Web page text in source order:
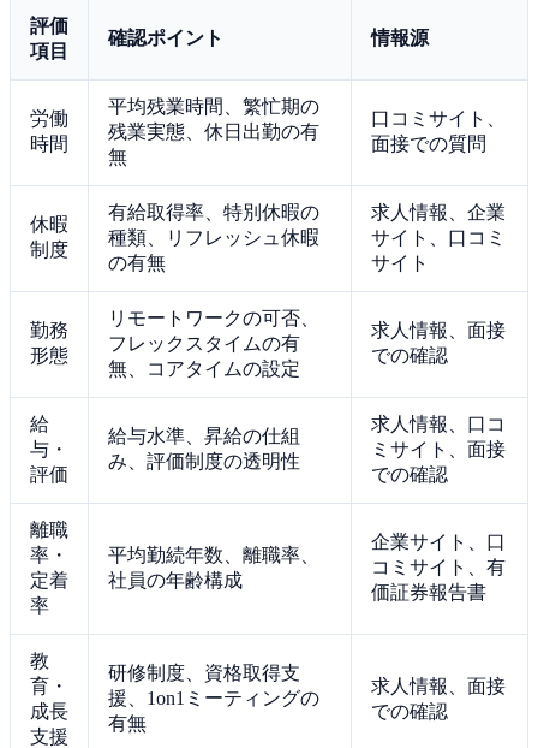
評価
項目
確認ポイント 情報源
労働
時間
平均残業時間、繁忙期の
残業実態、休日出勤の有
無
口コミサイト、
面接での質問
休暇
制度
有給取得率、特別休暇の
種類、リフレッシュ休暇
の有無
求人情報、企業
サイト、口コミ
サイト
勤務
形態
リモートワークの可否、
フレックスタイムの有
無、コアタイムの設定
求人情報、面接
での確認
給
与・
評価
給与水準、昇給の仕組
み、評価制度の透明性
求人情報、口コ
ミサイト、面接
での確認
離職
率・
定着
率
平均勤続年数、離職率、
社員の年齢構成
企業サイト、口
コミサイト、有
価証券報告書
教
育・
成長
支援
研修制度、資格取得支
援、1on1ミーティングの
有無
求人情報、面接
での確認